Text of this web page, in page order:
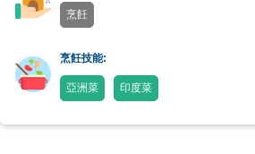
烹飪
烹飪技能:
亞洲菜 印度菜